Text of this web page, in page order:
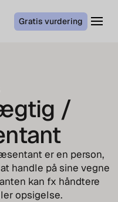
Gratis vurdering
/
er en person,
handle på sine vegne
kan fx håndtere
opsigelse.